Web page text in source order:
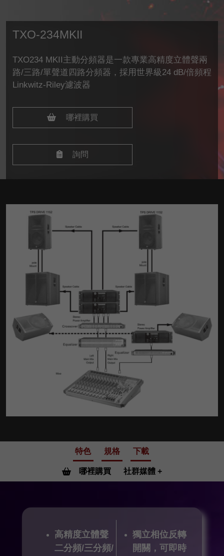
TXO-234MKII
TXO234 MKII主動分頻器是一款專業高精度立體聲兩
路/三路/單聲道四路分頻器，採用世界級24 dB/倍頻程
Linkwitz-Riley濾波器
哪裡購買
詢問
特色 規格 下載
哪裡購買 社群媒體
高精度立體聲
二分頻/三分頻/
獨立相位反轉
開關，可即時